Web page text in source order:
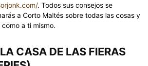
. Todos sus consejos se
a Corto Maltés sobre todas las cosas y
a ti mismo.
CASA DE LAS FIERAS